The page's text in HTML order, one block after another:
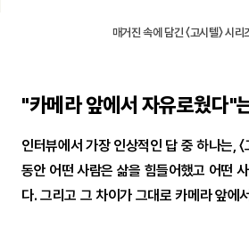
매거진 속에 담긴 〈고시텔〉 시
"카메라 앞에서 자유로웠다"
인터뷰에서 가장 인상적인 답 중 하나는, 〈
동안 어떤 사람은 삶을 힘들어했고 어떤
다. 그리고 그 차이가 그대로 카메라 앞에